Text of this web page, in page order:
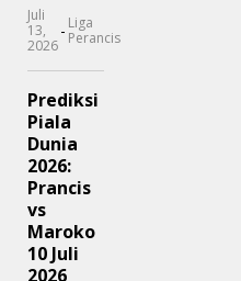
Juli
13,
2026
- Liga
Perancis
Prediksi
Piala
Dunia
2026:
Prancis
vs
Maroko
10 Juli
2026